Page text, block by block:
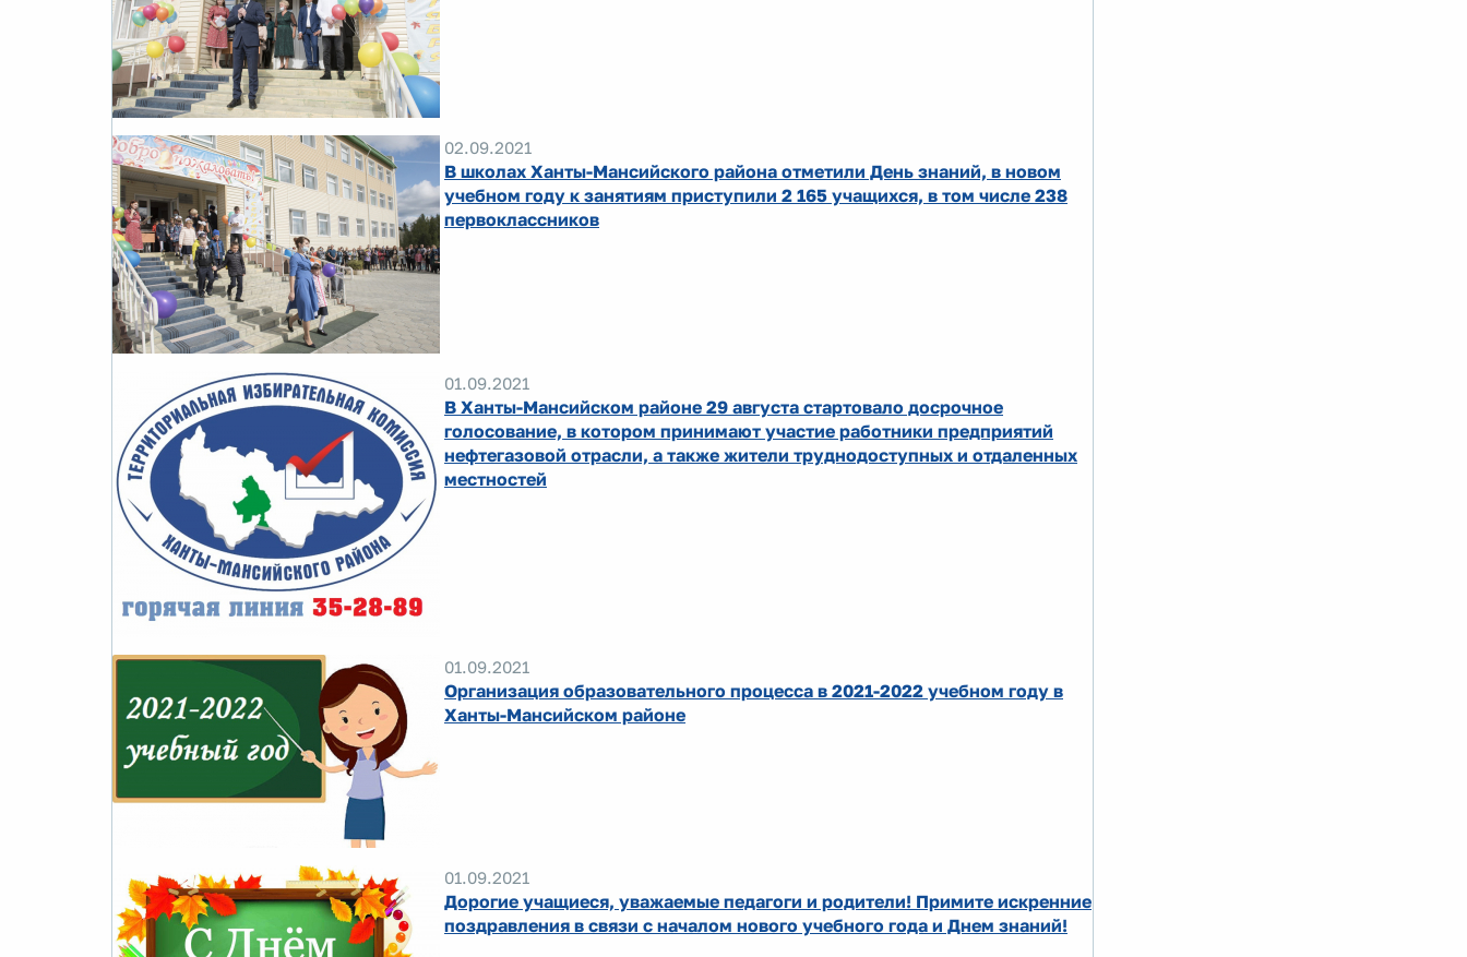
02.09.2021
В школах Ханты-Мансийского района отметили День знаний, в новом
учебном году к занятиям приступили 2 165 учащихся, в том числе 238
первоклассников
01.09.2021
В Ханты-Мансийском районе 29 августа стартовало досрочное
голосование, в котором принимают участие работники предприятий
нефтегазовой отрасли, а также жители труднодоступных и отдаленных
местностей
01.09.2021
Организация образовательного процесса в 2021-2022 учебном году в
Ханты-Мансийском районе
01.09.2021
Дорогие учащиеся, уважаемые педагоги и родители! Примите искренние
поздравления в связи с началом нового учебного года и Днем знаний!